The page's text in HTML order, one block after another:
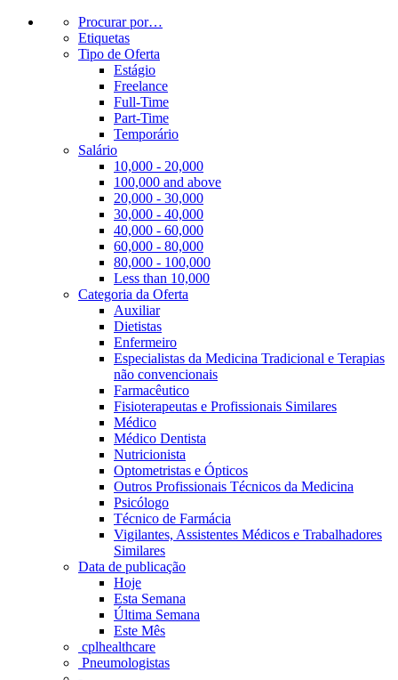
Procurar por…
Etiquetas
Tipo de Oferta
Estágio
Freelance
Full-Time
Part-Time
Temporário
Salário
10,000 - 20,000
100,000 and above
20,000 - 30,000
30,000 - 40,000
40,000 - 60,000
60,000 - 80,000
80,000 - 100,000
Less than 10,000
Categoria da Oferta
Auxiliar
Dietistas
Enfermeiro
Especialistas da Medicina Tradicional e Terapias
não convencionais
Farmacêutico
Fisioterapeutas e Profissionais Similares
Médico
Médico Dentista
Nutricionista
Optometristas e Ópticos
Outros Profissionais Técnicos da Medicina
Psicólogo
Técnico de Farmácia
Vigilantes, Assistentes Médicos e Trabalhadores
Similares
Data de publicação
Hoje
Esta Semana
Última Semana
Este Mês
‎ cplhealthcare‬
Pneumologistas